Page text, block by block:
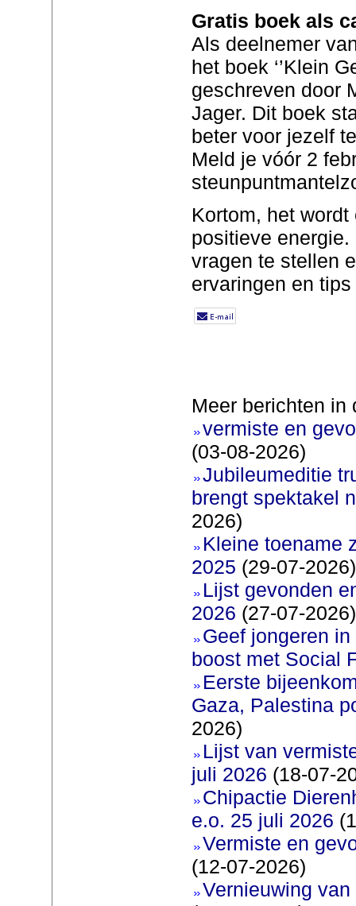
Gratis boek als
Als deelnemer
het boek ‘’Klein
geschreven door
Jager. Dit boek
beter voor jezelf
Meld je vóór 2
Kortom, het
positieve
vragen te stellen
ervaringen en
Meer berichten in
vermiste en
(03-08-2026)
Jubileumeditie
brengt spektakel
2026)
Kleine toename
2025 (29-07-2026)
Lijst gevonden
2026 (27-07-2026)
Geef jongeren
boost met Social
Eerste
Gaza, Palestina
2026)
Lijst van
juli 2026 (18-07-
Chipactie
e.o. 25 juli 2026
Vermiste en
(12-07-2026)
Vernieuwing